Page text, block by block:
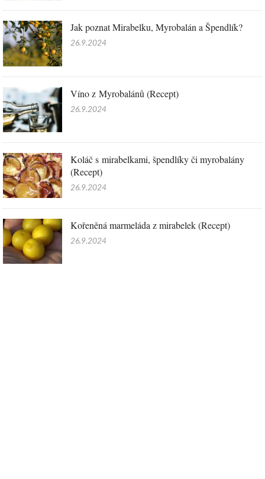
Jak poznat Mirabelku, Myrobalán a Špendlík?
26.9.2024
Víno z Myrobalánů (Recept)
26.9.2024
Koláč s mirabelkami, špendlíky či myrobalány
(Recept)
26.9.2024
Kořeněná marmeláda z mirabelek (Recept)
26.9.2024